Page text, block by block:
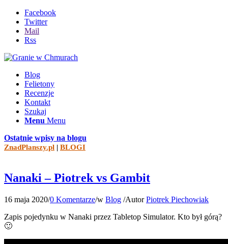
Facebook
Twitter
Mail
Rss
Blog
Felietony
Recenzje
Kontakt
Szukaj
Menu Menu
Ostatnie wpisy na blogu
ZnadPlanszy.pl | BLOGI
Nanaki – Piotrek vs Gambit
16 maja 2020/0 Komentarze/w Blog /AutorPiotrek Piechowiak
Zapis pojedynku w Nanaki przez Tabletop Simulator. Kto był górą?
🙂